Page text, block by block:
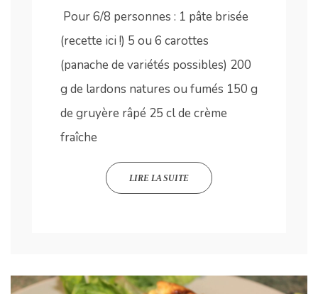
Pour 6/8 personnes : 1 pâte brisée
(recette ici !) 5 ou 6 carottes
(panache de variétés possibles) 200
g de lardons natures ou fumés 150 g
de gruyère râpé 25 cl de crème
fraîche
LIRE LA SUITE